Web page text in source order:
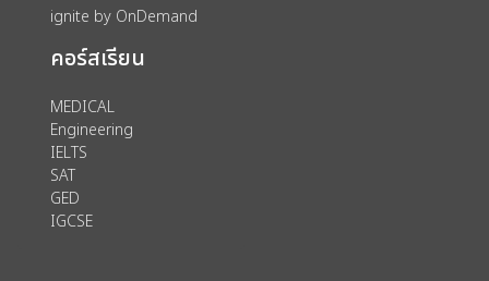
account_circle เข้าสู่ระบบ
assignment ลงทะเบียน
ignite by OnDemand
คอร์สเรียน
MEDICAL
Engineering
IELTS
SAT
GED
IGCSE